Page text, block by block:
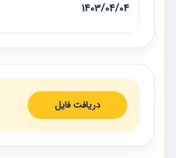
1403/04/04
دریافت فایل